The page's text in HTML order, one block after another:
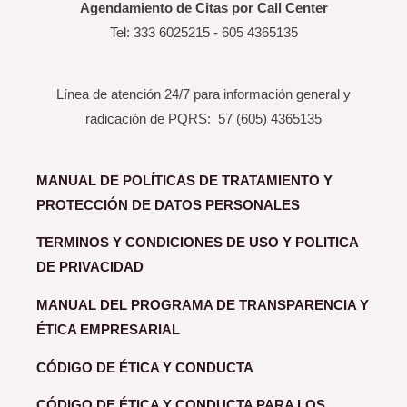
Agendamiento de Citas por Call Center
Tel: 333 6025215 - 605 4365135
Línea de atención 24/7 para información general y
radicación de PQRS: 57 (605) 4365135
MANUAL DE POLÍTICAS DE TRATAMIENTO Y
PROTECCIÓN DE DATOS PERSONALES
TERMINOS Y CONDICIONES DE USO Y POLITICA
DE PRIVACIDAD
MANUAL DEL PROGRAMA DE TRANSPARENCIA Y
ÉTICA EMPRESARIAL
CÓDIGO DE ÉTICA Y CONDUCTA